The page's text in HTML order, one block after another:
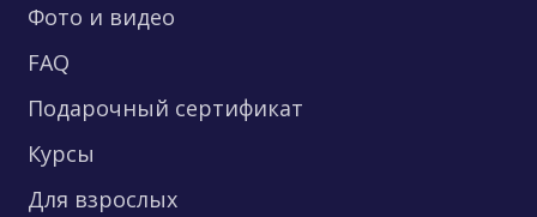
Фото и видео
FAQ
Подарочный сертификат
Курсы
Для взрослых